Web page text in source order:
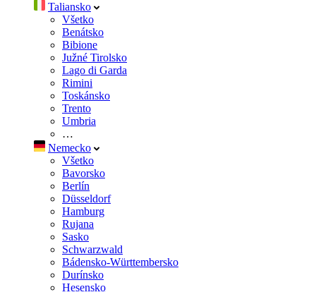
Taliansko
Všetko
Benátsko
Bibione
Južné Tirolsko
Lago di Garda
Rimini
Toskánsko
Trento
Umbria
…
Nemecko
Všetko
Bavorsko
Berlín
Düsseldorf
Hamburg
Rujana
Sasko
Schwarzwald
Bádensko-Württembersko
Durínsko
Hesensko